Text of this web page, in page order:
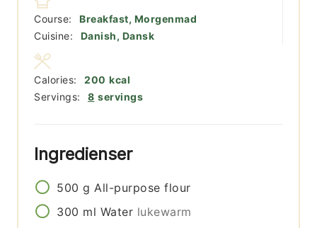
Course:
Breakfast, Morgenmad
Cuisine:
Danish, Dansk
Servings: 8 servings
Calories: 200 kcal
Ingredienser
500 g All-purpose flour
300 ml Water lukewarm